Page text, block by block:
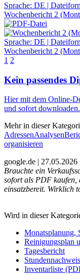
Sprache: DE |
Wochenbericht 2
Sprache: DE |
Wochenbericht 2
1 2
Kein passendes
Hier mit dem Online-
und sofort downloaden.
Mehr in dieser
AdressenAnalysen
organisieren
google.de | 27.05.2026
Brauchte ein
sofort als PDF kaufen,
einsatzbereit. Wirklich
Wird in dieser
Monatsplanung,
Reinigungsplan
Tagesbericht
Stundennachweis
Inventarliste